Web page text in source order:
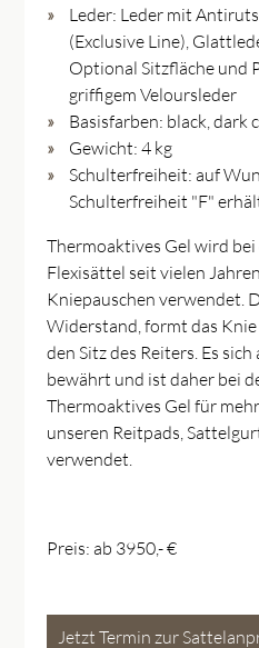
Leder: Leder mit
(Exclusive Line),
Optional Sitzfläche und
griffigem Veloursleder
Basisfarben: black, dark
Gewicht: 4 kg
Schulterfreiheit: auf
Schulterfreiheit "F"
Thermoaktives Gel wird
Flexisättel seit vielen
Kniepauschen verwendet.
Widerstand, formt das
den Sitz des Reiters. Es
bewährt und ist daher bei
Thermoaktives Gel für
unseren Reitpads,
verwendet.
Preis: ab 3950,- €
Jetzt Termin zur